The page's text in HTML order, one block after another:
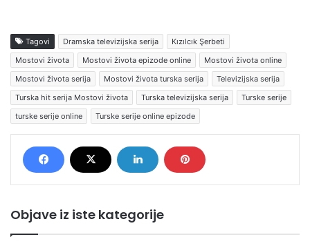
Tagovi Dramska televizijska serija
Kızılcık Şerbeti
Mostovi života
Mostovi života epizode online
Mostovi života online
Mostovi života serija
Mostovi života turska serija
Televizijska serija
Turska hit serija Mostovi života
Turska televizijska serija
Turske serije
turske serije online
Turske serije online epizode
Objave iz iste kategorije